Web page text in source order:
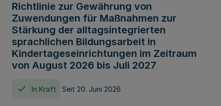
Richtlinie zur Gewährung von
Zuwendungen für Maßnahmen zur
Stärkung der alltagsintegrierten
sprachlichen Bildungsarbeit in
Kindertageseinrichtungen im Zeitraum
von August 2026 bis Juli 2027
In Kraft Seit 20. Juni 2026